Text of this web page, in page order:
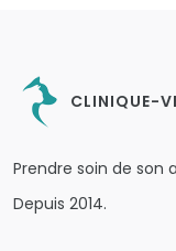
CLINIQUE-
Prendre soin de son
Depuis 2014.